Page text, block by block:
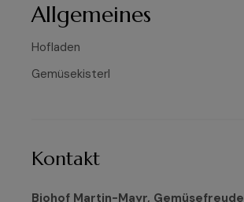
Allgemeines
Hofladen
Gemüsekisterl
Kontakt
Biohof Martin-Mayr, Gemüsefreude